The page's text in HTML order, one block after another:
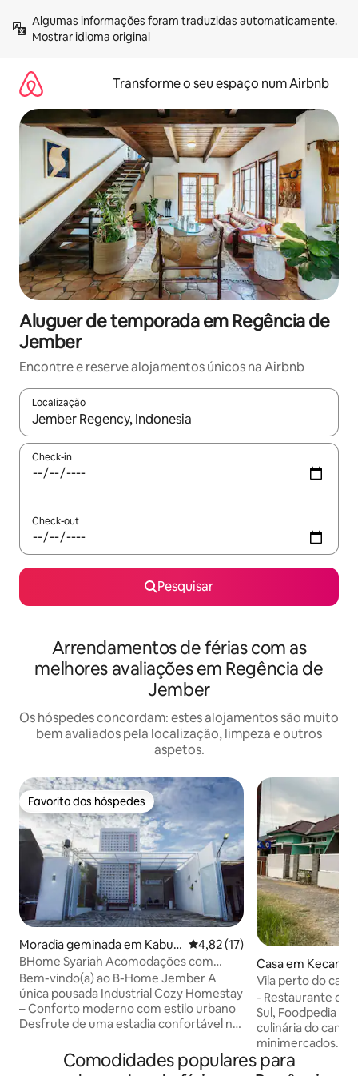
para
Mostrar idioma original
Transforme o seu espaço num Airbnb
Aluguer de temporada em Regência de
Jember
Encontre e reserve alojamentos únicos na Airbnb
Localização
Quando os resultados estiverem disponíveis, navegue com
Check-in
Check-out
Pesquisar
Arrendamentos de férias com as
melhores avaliações em Regência de
Jember
Os hóspedes concordam: estes alojamentos são muito
bem avaliados pela localização, limpeza e outros
aspetos.
Favorito dos hóspedes
Favorito dos hóspedes
Moradia geminada em Kabup
aten Jember
Classificação média de 4,82
4,82 (17)
BHome Syariah Acomodações com
Trem Industrial.
Bem-vindo(a) ao B-Home Jember A
única pousada Industrial Cozy Homestay
– Conforto moderno com estilo urbano
Desfrute de uma estadia confortável na
betão aparente, detalhes em aço preto
e toques acolhedores em madeira. O
Casa em
ri
Vila perto do
de Jember
- Restaurante di
Sul, Foodpedia
culinária do
minimercados. A localização fica perto
de : - 2 minutos
Comodidades populares para